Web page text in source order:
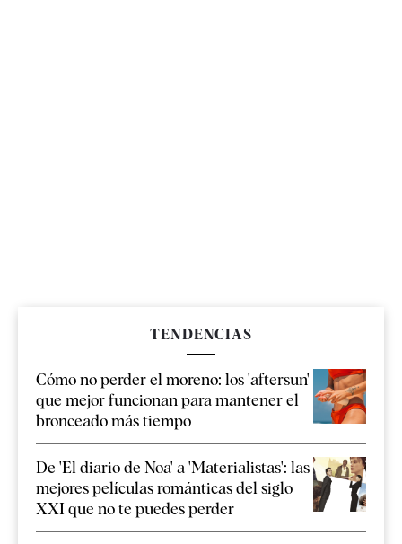
TENDENCIAS
Cómo no perder el moreno: los 'aftersun'
que mejor funcionan para mantener el
bronceado más tiempo
De 'El diario de Noa' a 'Materialistas': las
mejores películas románticas del siglo
XXI que no te puedes perder